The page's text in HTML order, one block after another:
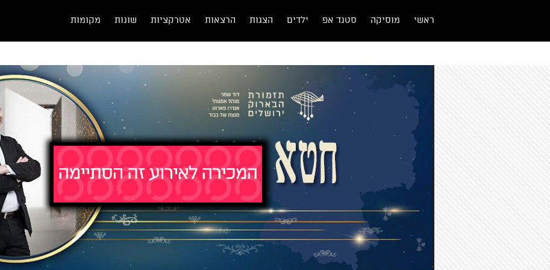
ראשי מוסיקה סטנד אפ ילדים הצגות הרצאות אטרקציות שונות מקומות